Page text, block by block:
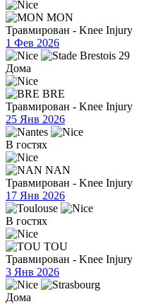
MON
Травмирован - Knee Injury
1 Фев 2026
Дома
BRE
Травмирован - Knee Injury
25 Янв 2026
В гостях
NAN
Травмирован - Knee Injury
17 Янв 2026
В гостях
TOU
Травмирован - Knee Injury
3 Янв 2026
Дома